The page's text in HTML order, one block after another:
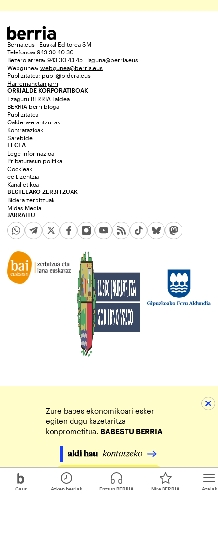
Gaur Atalak
Azken berriak Entzun BERRIA Nire BERRIA
Berria.eus - Euskal Editorea SM
Telefonoa: 943 30 40 30
Bezero arreta: 943 30 43 45 | laguna@berria.eus
Webgunea: webgunea@berria.eus
Publizitatea: publi@bidera.eus
Harremanetan jarri
ORRIALDE KORPORATIBOAK
Ezagutu BERRIA Taldea
BERRIA berri bloga
Publizitatea
Galdera-erantzunak
Kontratazioak
Sarebide
JARRAITU
LEGEA
Lege informazioa
Pribatutasun politika
Cookieak
cc Lizentzia
Kanal etikoa
BESTELAKO ZERBITZUAK
Bidera zerbitzuak
Midas Media
Zure babes ekonomikoari esker
egiten dugu kazetaritza
konprometitua. BABESTU BERRIA
Egin zure ekarpena